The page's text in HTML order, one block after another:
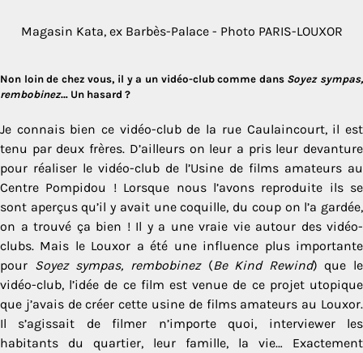
Magasin Kata, ex Barbès-Palace - Photo PARIS-LOUXOR
Non loin de chez vous, il y a un vidéo-club comme dans Soyez sympas,
rembobinez… Un hasard ?
Je connais bien ce vidéo-club de la rue Caulaincourt, il est
tenu par deux frères. D’ailleurs on leur a pris leur devanture
pour réaliser le vidéo-club de l’Usine de films amateurs au
Centre Pompidou ! Lorsque nous l’avons reproduite ils se
sont aperçus qu’il y avait une coquille, du coup on l’a gardée,
on a trouvé ça bien ! Il y a une vraie vie autour des vidéo-
clubs. Mais le Louxor a été une influence plus importante
pour Soyez sympas, rembobinez(Be Kind Rewind) que le
vidéo-club, l’idée de ce film est venue de ce projet utopique
que j’avais de créer cette usine de films amateurs au Louxor.
Il s’agissait de filmer n’importe quoi, interviewer les
habitants du quartier, leur famille, la vie… Exactement